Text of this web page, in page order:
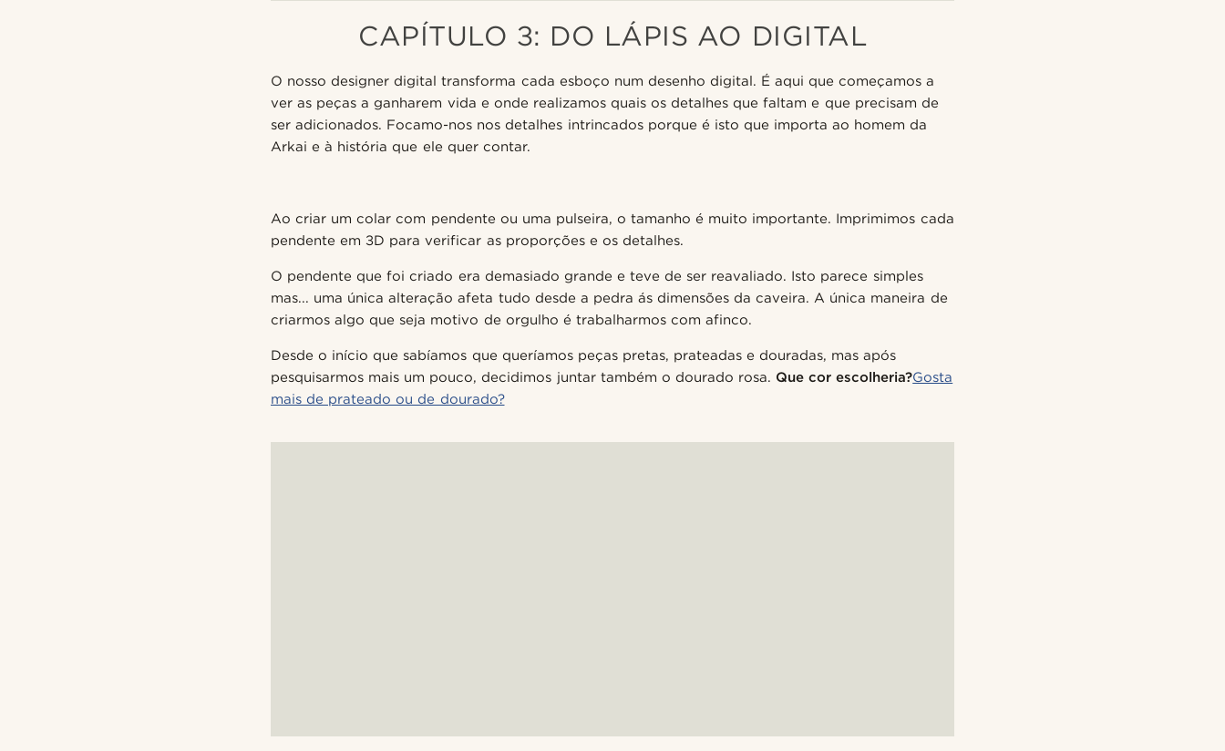
CAPÍTULO 3: DO LÁPIS AO DIGITAL
O nosso designer digital transforma cada esboço num desenho digital. É aqui que começamos a
ver as peças a ganharem vida e onde realizamos quais os detalhes que faltam e que precisam de
ser adicionados. Focamo-nos nos detalhes intrincados porque é isto que importa ao homem da
Arkai e à história que ele quer contar.
Ao criar um colar com pendente ou uma pulseira, o tamanho é muito importante. Imprimimos cada
pendente em 3D para verificar as proporções e os detalhes.
O pendente que foi criado era demasiado grande e teve de ser reavaliado. Isto parece simples
mas... uma única alteração afeta tudo desde a pedra ás dimensões da caveira. A única maneira de
criarmos algo que seja motivo de orgulho é trabalharmos com afinco.
Desde o início que sabíamos que queríamos peças pretas, prateadas e douradas, mas após
pesquisarmos mais um pouco, decidimos juntar também o dourado rosa. Que cor escolheria?Gosta
mais de prateado ou de dourado?